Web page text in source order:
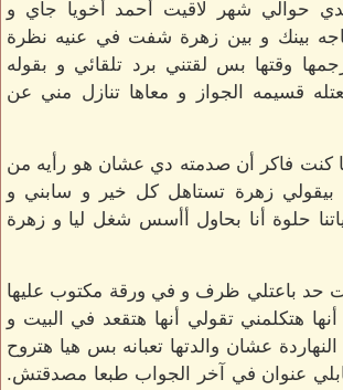
شهر لاقيت أحمد أخويا جاي و
بينك و بين زهرة شفت في عنيه نظرة
وقتها بس لقتني برد تلقائي و بقوله
قسيمه الجواز و معاها تنازل مني عن
كنت فاكر أن صدمته دي عشان هو رأيه من
بيقولي زهرة تستاهل كل خير و سابني و
حلوة أنا بحاول أأسس شغل ليا و زهرة
حد باعتلي ظرف و في ورقة مكتوب عليها
هتكلمني تقولي أنها هتقعد في البيت و
عشان والدتها تعبانه بس هيا هتروح
عنوان في آخر الجواب طبعا مصدقتش.